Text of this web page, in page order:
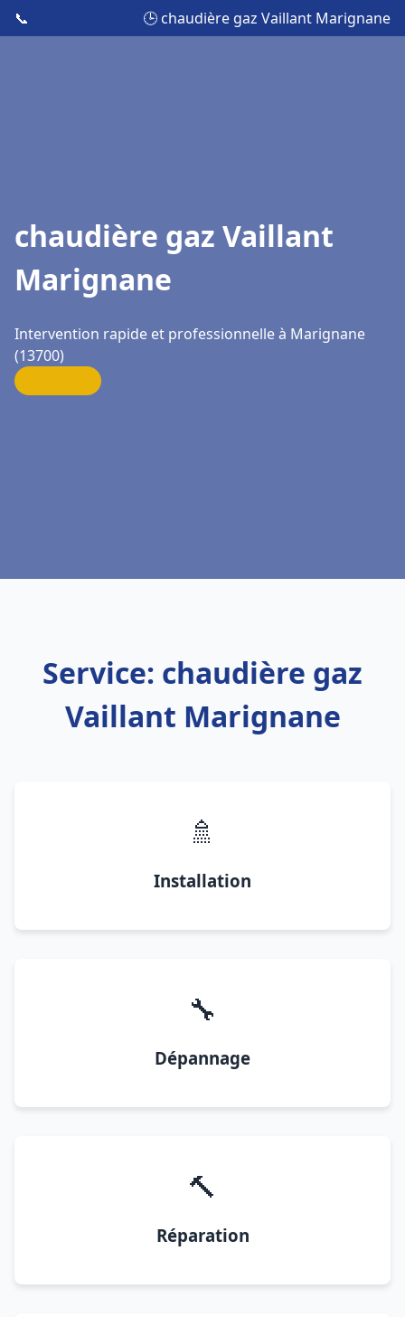
📞 🕒 chaudière gaz Vaillant Marignane
chaudière gaz Vaillant
Marignane
Intervention rapide et professionnelle à Marignane
(13700)
Service: chaudière gaz
Vaillant Marignane
🚿
Installation
🔧
Dépannage
🔨
Réparation